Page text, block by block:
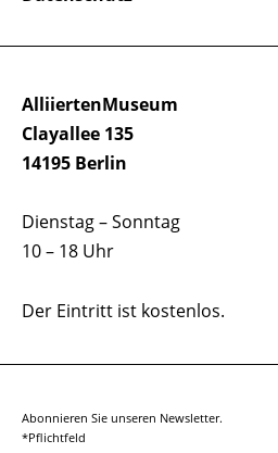
AlliiertenMuseum
Clayallee 135
14195 Berlin
Dienstag – Sonntag
10 – 18 Uhr
Der Eintritt ist kostenlos.
Abonnieren Sie unseren Newsletter.
*Pflichtfeld